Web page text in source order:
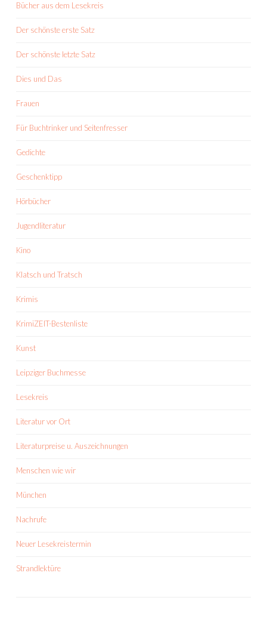
Bücher aus dem Lesekreis
Der schönste erste Satz
Der schönste letzte Satz
Dies und Das
Frauen
Für Buchtrinker und Seitenfresser
Gedichte
Geschenktipp
Hörbücher
Jugendliteratur
Kino
Klatsch und Tratsch
Krimis
KrimiZEIT-Bestenliste
Kunst
Leipziger Buchmesse
Lesekreis
Literatur vor Ort
Literaturpreise u. Auszeichnungen
Menschen wie wir
München
Nachrufe
Neuer Lesekreistermin
Strandlektüre